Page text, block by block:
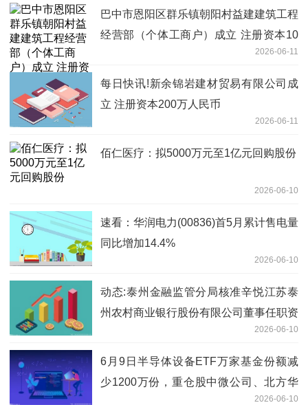
巴中市恩阳区群乐镇朝阳村益建建筑工程
经营部（个体工商户）成立 注册资本10
2026-06-11
每日快讯!新余锦岩建材贸易有限公司成
立 注册资本200万人民币
2026-06-11
佰仁医疗：拟5000万元至1亿元回购股份
2026-06-10
速看：华润电力(00836)首5月累计售电量
同比增加14.4%
2026-06-10
动态:泰州金融监管分局核准辛悦江苏泰
州农村商业银行股份有限公司董事任职资
2026-06-10
6月9日半导体设备ETF万家基金份额减
少1200万份，重仓股中微公司、北方华
2026-06-10